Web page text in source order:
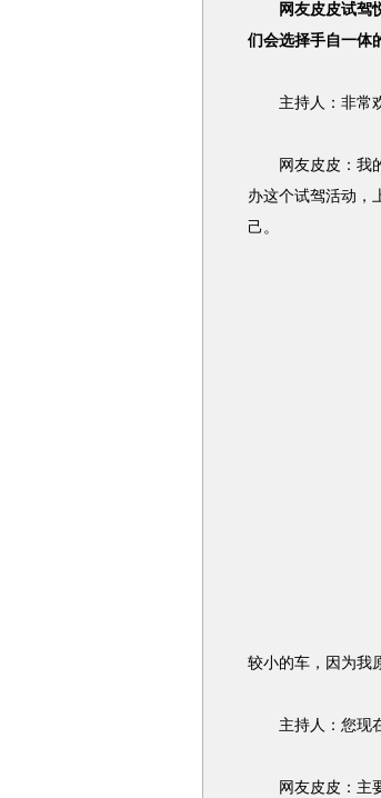
网友皮皮试驾
们会选择手自一体
主持人：非常欢
网友皮皮：我的
办这个试驾活动，
己。
较小的车，因为我
主持人：您现在
网友皮皮：主要